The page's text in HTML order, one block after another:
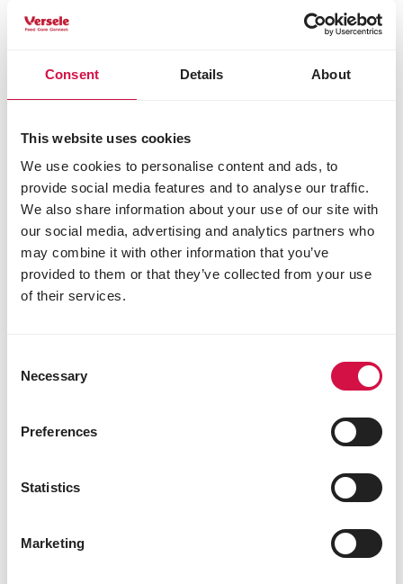
Consent Details About
This website uses cookies
We use cookies to personalise content and ads, to
provide social media features and to analyse our traffic.
We also share information about your use of our site with
our social media, advertising and analytics partners who
may combine it with other information that you’ve
provided to them or that they’ve collected from your use
of their services.
Selection
Necessary
Preferences
Statistics
Marketing
HÜHNERVÖGEL
hierfür?